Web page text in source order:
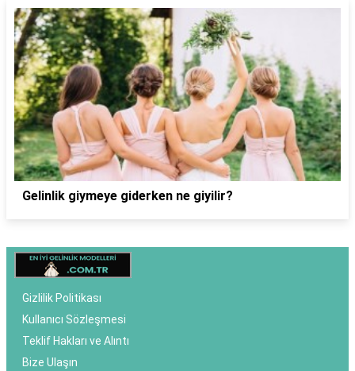
Gelinlik giymeye giderken ne giyilir?
Gizlilik Politikası
Kullanıcı Sözleşmesi
Teklif Hakları ve Alıntı
Bize Ulaşın